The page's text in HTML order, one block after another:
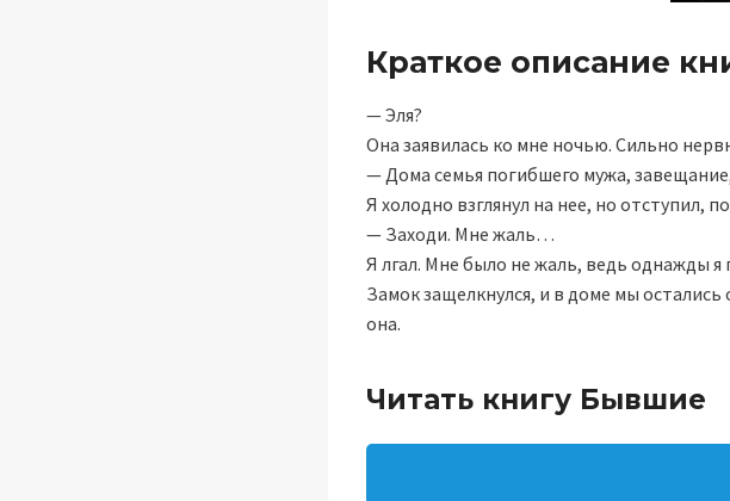
Краткое описание
— Эля?
Она заявилась ко мне ночью. Сильно
— Дома семья погибшего мужа,
Я холодно взглянул на нее, но отступил,
— Заходи. Мне жаль…
Я лгал. Мне было не жаль, ведь однажды я
Замок защелкнулся, и в доме мы
она.
Читать книгу Бывшие